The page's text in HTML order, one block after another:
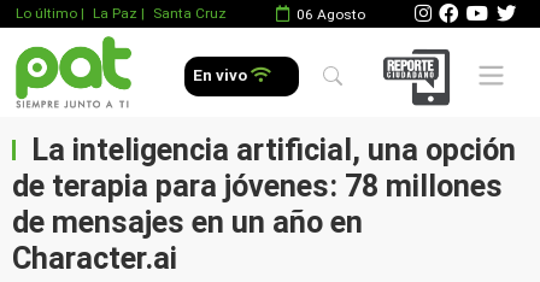
Lo último | La Paz | Santa Cruz 06 Agosto
En vivo Mobile
La inteligencia artificial, una opción
de terapia para jóvenes: 78 millones
de mensajes en un año en
Character.ai